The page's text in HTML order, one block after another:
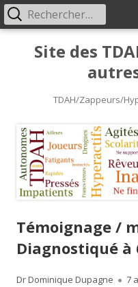
Site des
TDAH/Zappeurs/
Primary
Menu
Témoignage /
Diagnostiqué à
Author
Dr Dominique Dupagne 7